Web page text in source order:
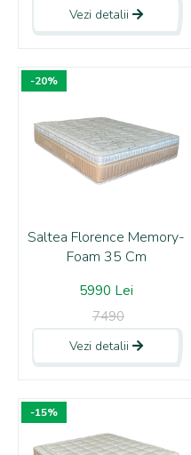
Vezi detalii
-20%
Saltea Florence Memory-
Foam 35 Cm
5990 Lei
7490
Vezi detalii
-15%